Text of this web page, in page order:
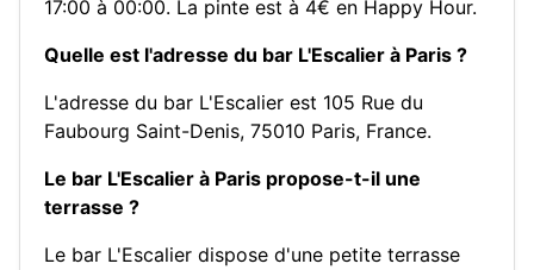
17:00 à 00:00. La pinte est à 4€ en Happy Hour.
Quelle est l'adresse du bar L'Escalier à Paris ?
L'adresse du bar L'Escalier est 105 Rue du
Faubourg Saint-Denis, 75010 Paris, France.
Le bar L'Escalier à Paris propose-t-il une
terrasse ?
Le bar L'Escalier dispose d'une petite terrasse